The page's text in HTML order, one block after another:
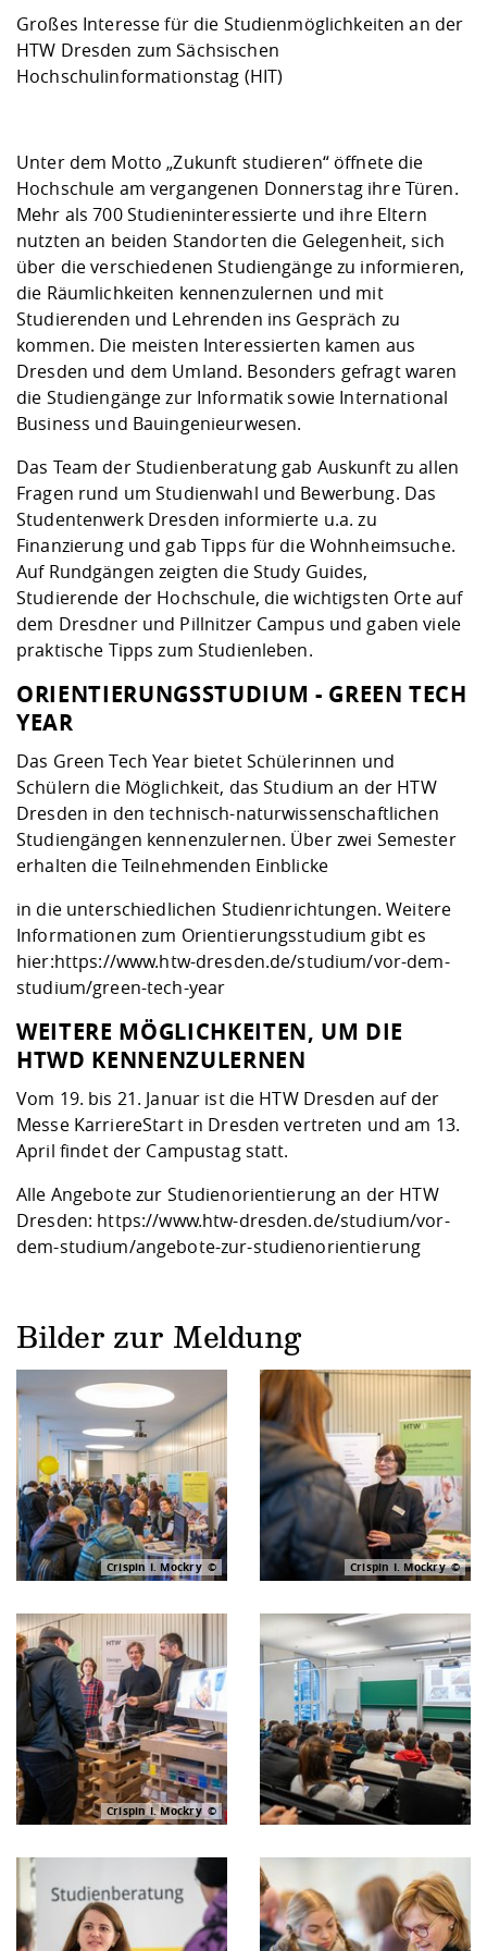
und Physik
Digitales Lernen
Fremdsprachen
Jobs, Praktika,
Studentenwerk
Angebote der
Arbeit
Career Service
Formulare und
Internationale
Kooperationen
Klimaschutz &
Förderverein
Informatik/
Maschinenbau
Angebote für Unternehmen
Kontakt und Anfahrt
Qualitätssicherung
Großes Interesse für die Studienmöglichkeiten an der
HTW Dresden zum Sächsischen
Hochschulinformationstag (HIT)
Unter dem Motto „Zukunft studieren“ öffnete die
Hochschule am vergangenen Donnerstag ihre Türen.
Mehr als 700 Studieninteressierte und ihre Eltern
nutzten an beiden Standorten die Gelegenheit, sich
über die verschiedenen Studiengänge zu informieren,
die Räumlichkeiten kennenzulernen und mit
Studierenden und Lehrenden ins Gespräch zu
kommen. Die meisten Interessierten kamen aus
Dresden und dem Umland. Besonders gefragt waren
die Studiengänge zur Informatik sowie International
Business und Bauingenieurwesen.
Das Team der Studienberatung gab Auskunft zu allen
Fragen rund um Studienwahl und Bewerbung. Das
Studentenwerk Dresden informierte u.a. zu
Finanzierung und gab Tipps für die Wohnheimsuche.
Auf Rundgängen zeigten die Study Guides,
Studierende der Hochschule, die wichtigsten Orte auf
dem Dresdner und Pillnitzer Campus und gaben viele
praktische Tipps zum Studienleben.
ORIENTIERUNGSSTUDIUM - GREEN TECH
YEAR
Das Green Tech Year bietet Schülerinnen und
Schülern die Möglichkeit, das Studium an der HTW
Dresden in den technisch-naturwissenschaftlichen
Studiengängen kennenzulernen. Über zwei Semester
erhalten die Teilnehmenden Einblicke
in die unterschiedlichen Studienrichtungen. Weitere
Informationen zum Orientierungsstudium gibt es
hier:https://www.htw-dresden.de/studium/vor-dem-
studium/green-tech-year
WEITERE MÖGLICHKEITEN, UM DIE
HTWD KENNENZULERNEN
Vom 19. bis 21. Januar ist die HTW Dresden auf der
Messe KarriereStart in Dresden vertreten und am 13.
April findet der Campustag statt.
Alle Angebote zur Studienorientierung an der HTW
Dresden: https://www.htw-dresden.de/studium/vor-
dem-studium/angebote-zur-studienorientierung
Bilder zur Meldung
Crispin I. Mockry Crispin I. Mockry
Crispin I. Mockry